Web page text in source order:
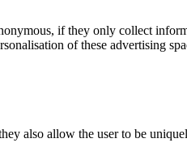
if they only collect
of these advertising
also allow the user to be